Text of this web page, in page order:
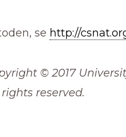
se http://
© 2017
reserved.